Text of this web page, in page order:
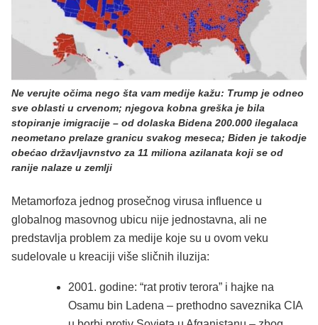
Ne verujte očima nego šta vam medije kažu: Trump je odneo
sve oblasti u crvenom; njegova kobna greška je bila
stopiranje imigracije – od dolaska Bidena 200.000 ilegalaca
neometano prelaze granicu svakog meseca; Biden je takodje
obećao državljavnstvo za 11 miliona azilanata koji se od
ranije nalaze u zemlji
Metamorfoza jednog prosečnog virusa influence u
globalnog masovnog ubicu nije jednostavna, ali ne
predstavlja problem za medije koje su u ovom veku
sudelovale u kreaciji više sličnih iluzija:
2001. godine: “rat protiv terora” i hajke na
Osamu bin Ladena – prethodno saveznika CIA